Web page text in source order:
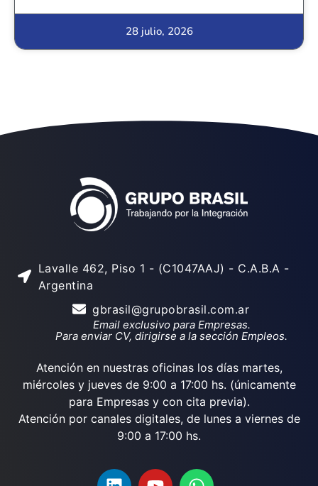
28 julio, 2026
Lavalle 462, Piso 1 - (C1047AAJ) - C.A.B.A -
Argentina
gbrasil@grupobrasil.com.ar
Email exclusivo para Empresas.
Para enviar CV, dirigirse a la sección Empleos.
Atención en nuestras oficinas los días martes,
miércoles y jueves de 9:00 a 17:00 hs. (únicamente
para Empresas y con cita previa).
Atención por canales digitales, de lunes a viernes de
9:00 a 17:00 hs.